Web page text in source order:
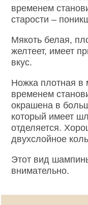
временем
старости –
Мякоть белая,
желтеет, имеет
вкус.
Ножка плотная в
временем
окрашена в
который имеет
отделяется.
двухслойное
Этот вид
внимательно.